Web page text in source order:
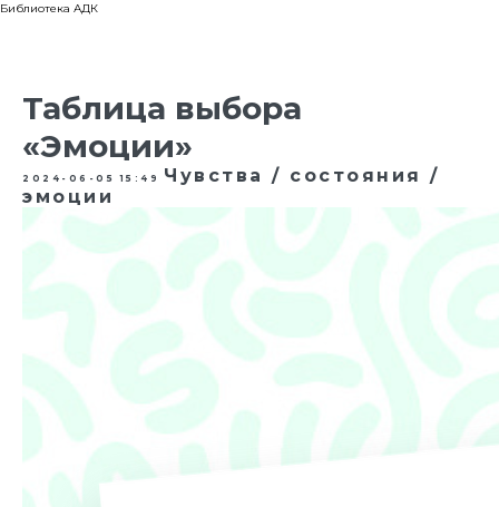
Библиотека АДК
Таблица выбора
«Эмоции»
2024-06-05 15:49
Чувства / состояния /
эмоции